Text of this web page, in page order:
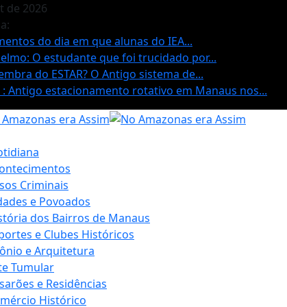
de 2026
do dia em que alunas do IEA...
O estudante que foi trucidado por...
do ESTAR? O Antigo sistema de...
: Antigo estacionamento rotativo em Manaus nos...
Criminais
e Povoados
dos Bairros de Manaus
e Clubes Históricos
e Arquitetura
Tumular
e Residências
Histórico